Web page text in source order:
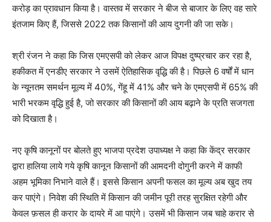
करोड़ का प्रावधान किया है। वास्तव में सरकार ने बीज से बाजार के लिए वह सारे
इंतजाम किए हैं, जिससे 2022 तक किसानों की आय दुगनी की जा सके।
श्री रंजन ने कहा कि जिस एमएसपी को लेकर आज विपक्ष दुष्प्रचार कर रहा है,
हकीकत में एनडीए सरकार ने उसमें ऐतिहासिक वृद्धि की है। पिछले 6 वर्षों में धान
के न्यूनतम समर्थन मूल्य में 40%, गेंहू में 41% और चने के एमएसपी में 65% की
भारी भरकम वृद्धि हुई है, जो सरकार की किसानों की आय बढ़ाने के प्रति सजगता
को दिखाता है।
नए कृषि कानूनों पर बोलते हुए भाजपा प्रदेश उपाध्यक्ष ने कहा कि केंद्र सरकार
द्वारा हालिया लाये गये कृषि कानून किसानों की आमदनी दोगुनी करने में काफी
अहम भूमिका निभाने वाले हैं। इससे किसान अपनी फसल का मूल्य अब खुद तय
कर पाएंगे। निवेश की स्थिति में किसान की जमीन पूरी तरह सुरक्षित रहेगी और
केवल फ़सल ही करार के दायरे में आ पाएंगे। उसमें भी किसान जब चाहे करार से